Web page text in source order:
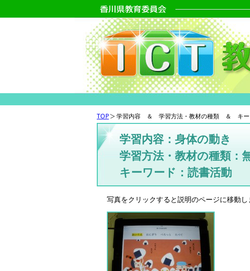
TOP 学習内容 ＆ 学習方法・教材の種類 ＆ キー
学習内容：身体の動き
学習方法・教材の種類：
キーワード：読書活動
写真をクリックすると説明のページに移動